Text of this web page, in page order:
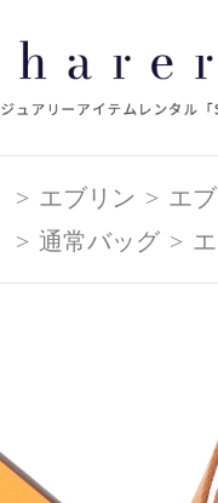
> エブリン > エ
> 通常バッグ >